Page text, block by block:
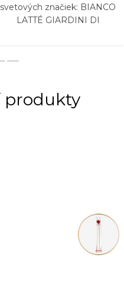
svetových značiek: BIANCO
LATTÉ GIARDINI DI
PISTACHIO GELATO...